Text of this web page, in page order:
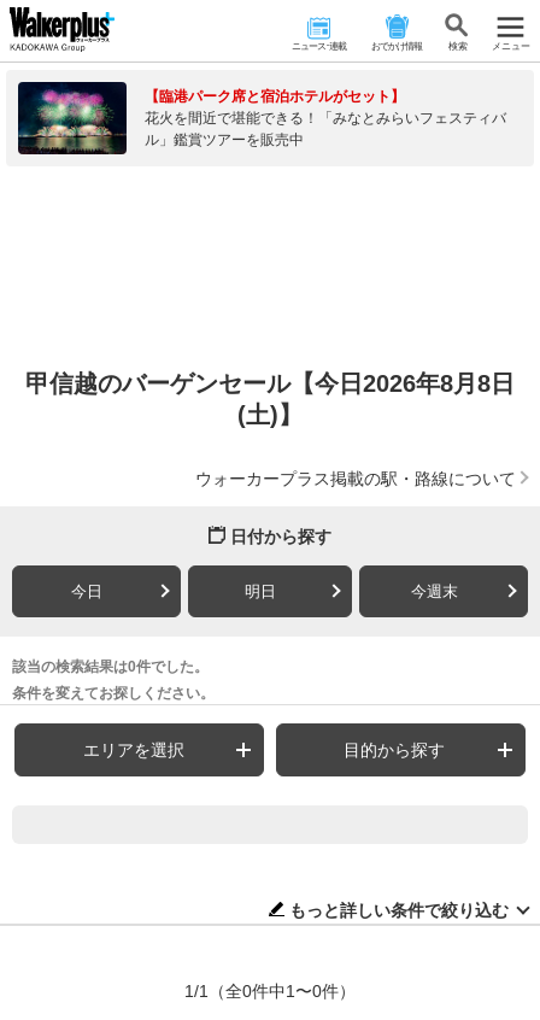
ニュース･連載 おでかけ情報 検 索 メニュー
【臨港パーク席と宿泊ホテルがセット】
花火を間近で堪能できる！「みなとみらいフェスティバ
ル」鑑賞ツアーを販売中
甲信越のバーゲンセール【今日2026年8月8日
(土)】
ウォーカープラス掲載の駅・路線について
日付から探す
今日 明日 今週末
該当の検索結果は0件でした。
条件を変えてお探しください。
エリアを選択 目的から探す
もっと詳しい条件で絞り込む
1/1 （全0件中1〜0件）